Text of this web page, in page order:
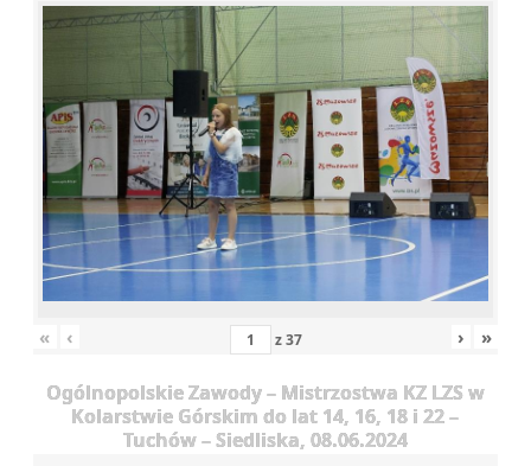
« ‹ z37 › »
Ogólnopolskie Zawody – Mistrzostwa KZ LZS w
Kolarstwie Górskim do lat 14, 16, 18 i 22 –
Tuchów – Siedliska, 08.06.2024